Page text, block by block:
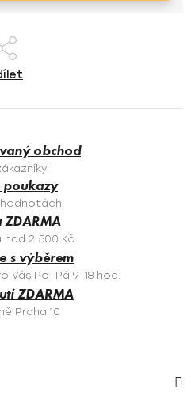
obchod
poukazy
nad 2 500 Kč
s výběrem
Vás Po–Pá 9–18 hod.
ZDARMA
Praha 10